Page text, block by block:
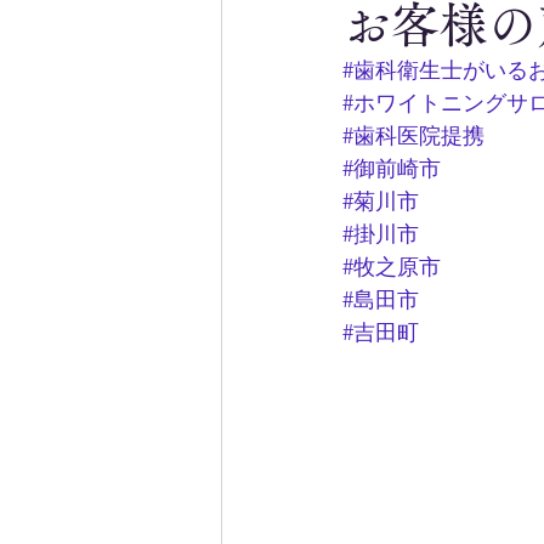
お客様
#歯科衛生士がいる
#ホワイトニングサ
#歯科医院提携
#御前崎市
#菊川市
#掛川市
#牧之原市
#島田市
#吉田町